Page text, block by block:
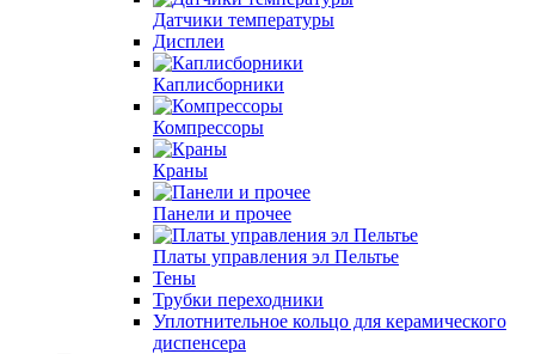
Датчики температуры
Дисплеи
Каплисборники
Компрессоры
Краны
Панели и прочее
Платы управления эл Пельтье
Тены
Трубки переходники
Уплотнительное кольцо для керамического
диспенсера